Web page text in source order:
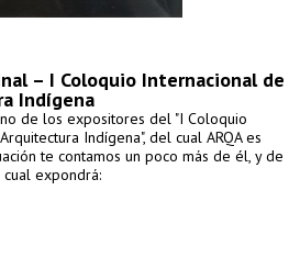
– I Coloquio Internacional de
Indígena
de los expositores del "I Coloquio
Indígena", del cual ARQA es
te contamos un poco más de él, y de
expondrá: